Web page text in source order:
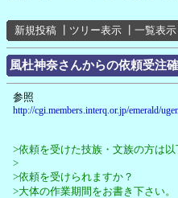
新規投稿 ツリー表示 一覧表示
風杜神奈さんからの依頼受注
参照
http://cgi.members.interq.or.jp/emerald/
>依頼を受けた技族・文族の方は
>
>依頼を受けられますか？
>大体の作業期間をお書き下さい